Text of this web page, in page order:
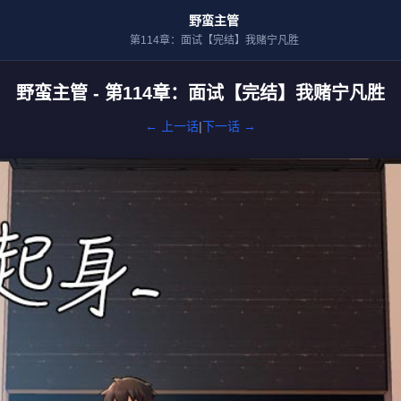
野蛮主管
第114章：面试【完结】我赌宁凡胜
野蛮主管 - 第114章：面试【完结】我赌宁凡胜
← 上一话|下一话 →